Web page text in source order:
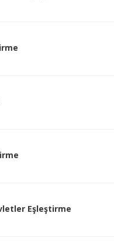
Eşleştirme